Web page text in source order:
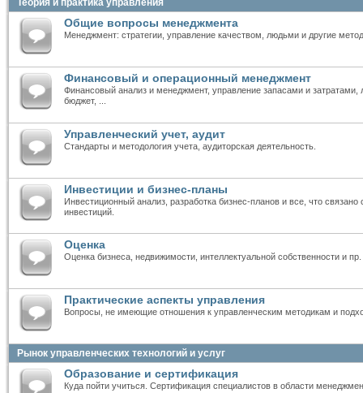
Теория и практика управления
Общие вопросы менеджмента
Менеджмент: стратегии, управление качеством, людьми и другие
Финансовый и операционный менеджмент
Финансовый анализ и менеджмент, управление запасами и затратами,
бюджет, ...
Управленческий учет, аудит
Стандарты и методология учета, аудиторская деятельность.
Инвестиции и бизнес-планы
Инвестиционный анализ, разработка бизнес-планов и все, что связано
инвестиций.
Оценка
Оценка бизнеса, недвижимости, интеллектуальной собственности и пр.
Практические аспекты управления
Вопросы, не имеющие отношения к управленческим методикам и
Рынок управленческих технологий и услуг
Образование и сертификация
Куда пойти учиться. Сертификация специалистов в области